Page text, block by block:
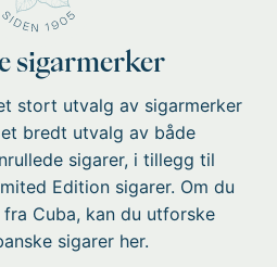
sigarmerker
stort utvalg av sigarmerker
bredt utvalg av både
sigarer, i tillegg til
Edition sigarer. Om du
Cuba, kan du utforske
sigarer her.